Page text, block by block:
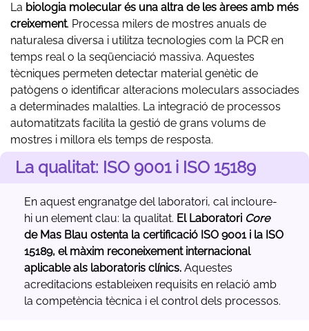
La biologia molecular és una altra de les àrees amb més
creixement. Processa milers de mostres anuals de
naturalesa diversa i utilitza tecnologies com la PCR en
temps real o la seqüenciació massiva. Aquestes
tècniques permeten detectar material genètic de
patògens o identificar alteracions moleculars associades
a determinades malalties. La integració de processos
automatitzats facilita la gestió de grans volums de
mostres i millora els temps de resposta.
La qualitat: ISO 9001 i ISO 15189
En aquest engranatge del laboratori, cal incloure-
hi un element clau: la qualitat. El Laboratori Core
de Mas Blau ostenta la certificació ISO 9001 i la ISO
15189, el màxim reconeixement internacional
aplicable als laboratoris clínics. Aquestes
acreditacions estableixen requisits en relació amb
la competència tècnica i el control dels processos.